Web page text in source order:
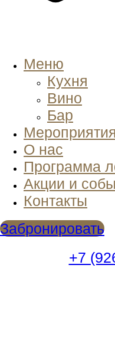
Меню
Кухня
Вино
Бар
Мероприятия
О нас
Программа
Акции и
Контакты
Забронировать
+7